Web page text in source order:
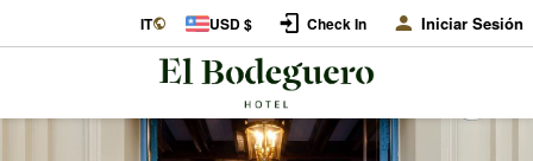
IT USD $ Check In Iniciar Sesión